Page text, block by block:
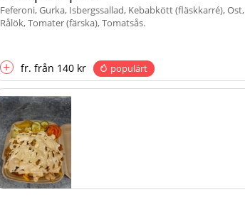
Feferoni, Gurka, Isbergssallad, Kebabkött (fläskkarré), Ost,
Rålök, Tomater (färska), Tomatsås.
+ fr. från 140 kr populärt